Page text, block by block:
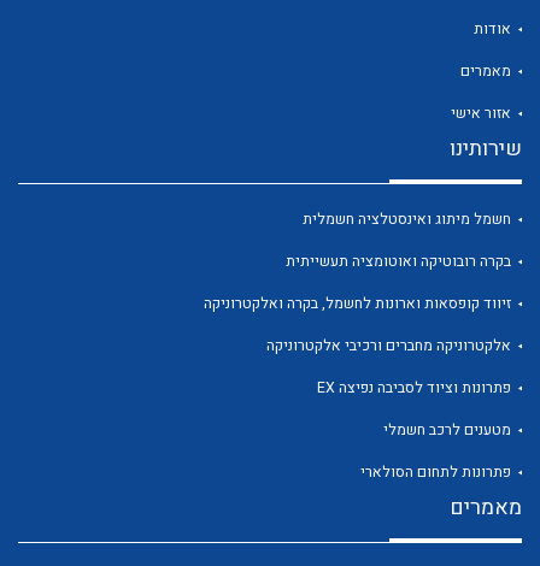
לכל מוצרי היצרן
לכל מוצרי היצרן
אודות
מאמרים
אזור אישי
שירותינו
חשמל מיתוג ואינסטלציה חשמלית
בקרה רובוטיקה ואוטומציה תעשייתית
זיווד קופסאות וארונות לחשמל, בקרה ואלקטרוניקה
אלקטרוניקה מחברים ורכיבי אלקטרוניקה
פתרונות וציוד לסביבה נפיצה EX
מטענים לרכב חשמלי
פתרונות לתחום הסולארי
מאמרים